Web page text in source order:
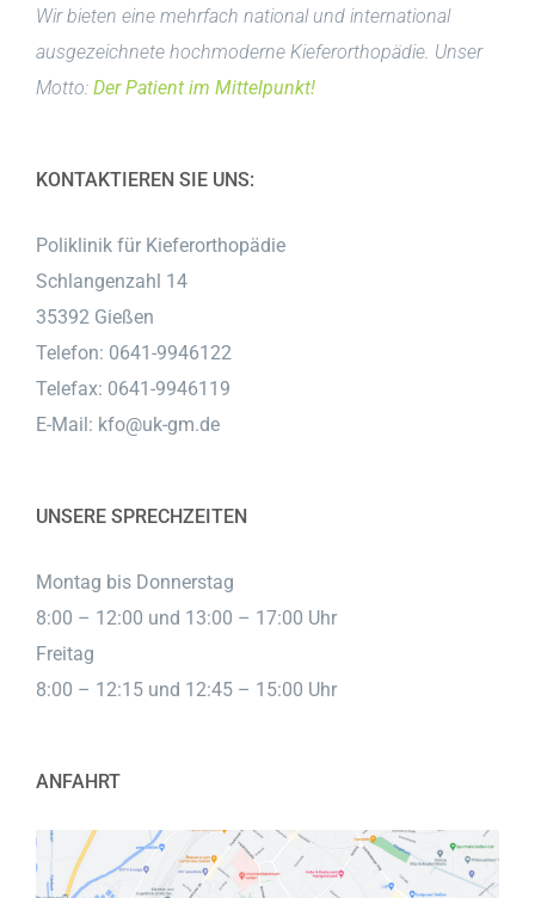
Wir bieten eine mehrfach national und international
ausgezeichnete hochmoderne Kieferorthopädie. Unser
Motto: Der Patient im Mittelpunkt!
KONTAKTIEREN SIE UNS:
Poliklinik für Kieferorthopädie
Schlangenzahl 14
35392 Gießen
Telefon: 0641-9946122
Telefax: 0641-9946119
E-Mail: kfo@uk-gm.de
UNSERE SPRECHZEITEN
Montag bis Donnerstag
8:00 – 12:00 und 13:00 – 17:00 Uhr
Freitag
8:00 – 12:15 und 12:45 – 15:00 Uhr
ANFAHRT